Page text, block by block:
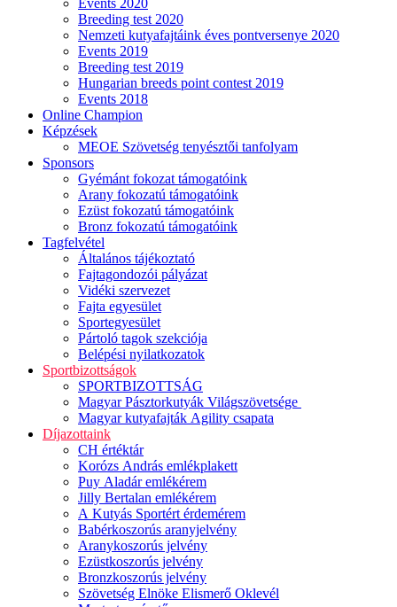
Events 2020
Breeding test 2020
Nemzeti kutyafajtáink éves pontversenye 2020
Events 2019
Breeding test 2019
Hungarian breeds point contest 2019
Events 2018
Online Champion
Képzések
MEOE Szövetség tenyésztői tanfolyam
Sponsors
Gyémánt fokozat támogatóink
Arany fokozatú támogatóink
Ezüst fokozatú támogatóink
Bronz fokozatú támogatóink
Tagfelvétel
Általános tájékoztató
Fajtagondozói pályázat
Vidéki szervezet
Fajta egyesület
Sportegyesület
Pártoló tagok szekciója
Belépési nyilatkozatok
Sportbizottságok
SPORTBIZOTTSÁG
Magyar Pásztorkutyák Világszövetsége
Magyar kutyafajták Agility csapata
Díjazottaink
CH értéktár
Korózs András emlékplakett
Puy Aladár emlékérem
Jilly Bertalan emlékérem
A Kutyás Sportért érdemérem
Babérkoszorús aranyjelvény
Aranykoszorús jelvény
Ezüstkoszorús jelvény
Bronzkoszorús jelvény
Szövetség Elnöke Elismerő Oklevél